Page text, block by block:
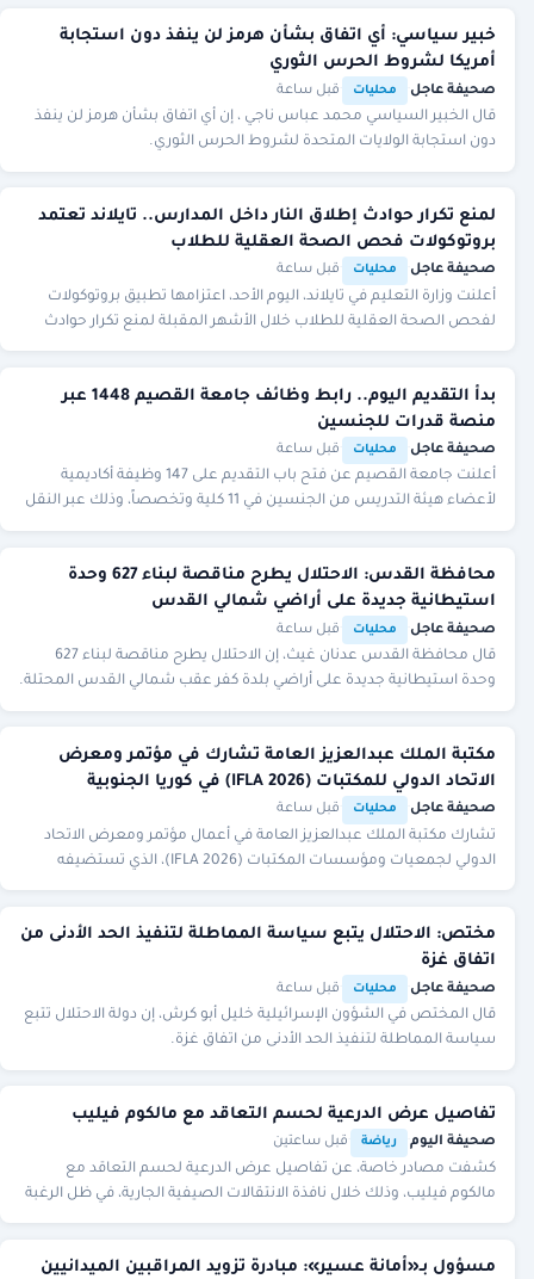
خبير سياسي: أي اتفاق بشأن هرمز لن ينفذ دون استجابة
أمريكا لشروط الحرس الثوري
صحيفة عاجل محليات قبل ساعة
قال الخبير السياسي محمد عباس ناجي ، إن أي اتفاق بشأن هرمز لن ينفذ
دون استجابة الولايات المتحدة لشروط الحرس الثوري.
لمنع تكرار حوادث إطلاق النار داخل المدارس.. تايلاند تعتمد
بروتوكولات فحص الصحة العقلية للطلاب
صحيفة عاجل محليات قبل ساعة
أعلنت وزارة التعليم في تايلاند، اليوم الأحد، اعتزامها تطبيق بروتوكولات
لفحص الصحة العقلية للطلاب خلال الأشهر المقبلة لمنع تكرار حوادث
إطلاق النار داخل المدارس،
بدأ التقديم اليوم.. رابط وظائف جامعة القصيم 1448 عبر
منصة قدرات للجنسين
صحيفة عاجل محليات قبل ساعة
أعلنت جامعة القصيم عن فتح باب التقديم على 147 وظيفة أكاديمية
لأعضاء هيئة التدريس من الجنسين في 11 كلية وتخصصاً، وذلك عبر النقل
محافظة القدس: الاحتلال يطرح مناقصة لبناء 627 وحدة
استيطانية جديدة على أراضي شمالي القدس
صحيفة عاجل محليات قبل ساعة
قال محافظة القدس عدنان غيث، إن الاحتلال يطرح مناقصة لبناء 627
وحدة استيطانية جديدة على أراضي بلدة كفر عقب شمالي القدس المحتلة.
مكتبة الملك عبدالعزيز العامة تشارك في مؤتمر ومعرض
الاتحاد الدولي للمكتبات (IFLA 2026) في كوريا الجنوبية
صحيفة عاجل محليات قبل ساعة
تشارك مكتبة الملك عبدالعزيز العامة في أعمال مؤتمر ومعرض الاتحاد
الدولي لجمعيات ومؤسسات المكتبات (IFLA 2026)، الذي تستضيفه
مختص: الاحتلال يتبع سياسة المماطلة لتنفيذ الحد الأدنى من
اتفاق غزة
صحيفة عاجل محليات قبل ساعة
قال المختص في الشؤون الإسرائيلية خليل أبو كرش، إن دولة الاحتلال تتبع
سياسة المماطلة لتنفيذ الحد الأدنى من اتفاق غزة.
تفاصيل عرض الدرعية لحسم التعاقد مع مالكوم فيليب
صحيفة اليوم رياضة قبل ساعتين
كشفت مصادر خاصة، عن تفاصيل عرض الدرعية لحسم التعاقد مع
مالكوم فيليب، وذلك خلال نافذة الانتقالات الصيفية الجارية، في ظل الرغبة
مسؤول بـ«أمانة عسير»: مبادرة تزويد المراقبين الميدانيين